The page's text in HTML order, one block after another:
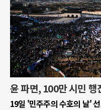
윤 파면, 100만 시민
19일 '민주주의 수호의 날'